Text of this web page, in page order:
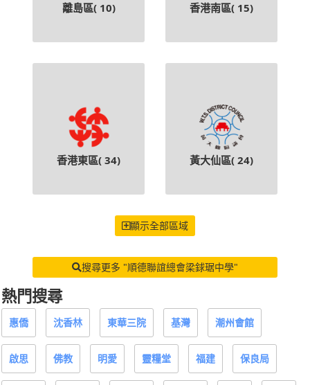
離島區( 10) 香港南區( 15)
香港東區( 34) 黃大仙區( 24)
顯示全部區域
搜尋更多 "順德聯誼總會梁銶琚中學"
熱門搜尋
惠僑 沈香林 東華三院 基灣 潮州會館
啟思 佛教 明愛 靈糧堂 福建 保良局